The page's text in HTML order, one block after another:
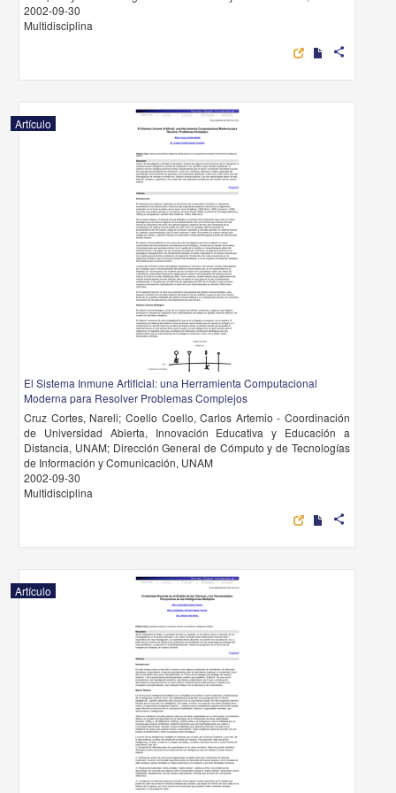
2002-09-30
Multidisciplina
share
Artículo
El Sistema Inmune Artificial: una Herramienta Computacional
Moderna para Resolver Problemas Complejos
Cruz Cortes, Nareli; Coello Coello, Carlos Artemio - Coordinación
de Universidad Abierta, Innovación Educativa y Educación a
Distancia, UNAM; Dirección General de Cómputo y de Tecnologías
de Información y Comunicación, UNAM
2002-09-30
Multidisciplina
share
Artículo